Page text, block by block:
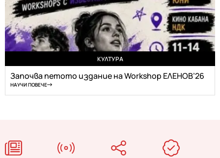
КУЛТУРА
Започва петото издание на Workshop ЕЛЕНОВ’26
НАУЧИ ПОВЕЧЕ